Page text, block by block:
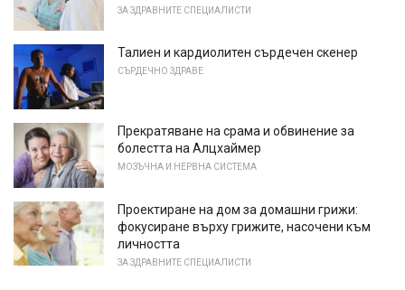
ЗА ЗДРАВНИТЕ СПЕЦИАЛИСТИ
Талиен и кардиолитен сърдечен скенер
СЪРДЕЧНО ЗДРАВЕ
Прекратяване на срама и обвинение за
болестта на Алцхаймер
МОЗЪЧНА И НЕРВНА СИСТЕМА
Проектиране на дом за домашни грижи:
фокусиране върху грижите, насочени към
личността
ЗА ЗДРАВНИТЕ СПЕЦИАЛИСТИ